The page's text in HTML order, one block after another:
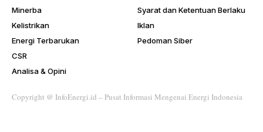
Minerba
Kelistrikan
Energi Terbarukan
CSR
Analisa & Opini
Syarat dan Ketentuan Berlaku
Iklan
Pedoman Siber
Copyright @ InfoEnergi.id – Pusat Informasi Mengenai Energi Indonesia